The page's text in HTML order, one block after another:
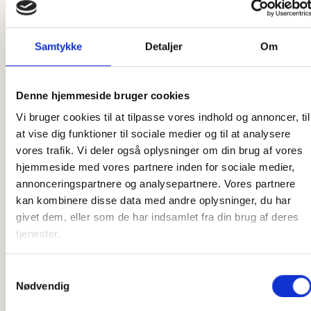
Samtykke Detaljer Om
Denne hjemmeside bruger cookies
Vi bruger cookies til at tilpasse vores indhold og annoncer, til
at vise dig funktioner til sociale medier og til at analysere
vores trafik. Vi deler også oplysninger om din brug af vores
hjemmeside med vores partnere inden for sociale medier,
annonceringspartnere og analysepartnere. Vores partnere
kan kombinere disse data med andre oplysninger, du har
givet dem, eller som de har indsamlet fra din brug af deres
tjenester.
Nødvendig
for at skræddersy vores produkter præcis efter dine ønsker.
Uanset om det er en ekstra ø, du ønsker, en ekstra by
Vores designere står klar til at høre, hvad du ønsker, og
vores snedkere står klar til at lave det efter dine tanker. Vi
har stor erfaring med at producere speciallavede produkter,
så har du en sjov idé, som du gerne vil have gjort til
virkelighed, er du kommet til det rette sted. Der er ikke
meget, som ikke er muligt, og det er kun fantasien, der
sætter grænser.
Har du ikke idéen 100 % på plads, står vi også klar til at
hjælpe der. Vi har mange års erfaring med produktion af
disse produkter og kan derfor yde den bedste rådgivning i
forhold til, hvilke materialer vi skal bruge, hvordan en